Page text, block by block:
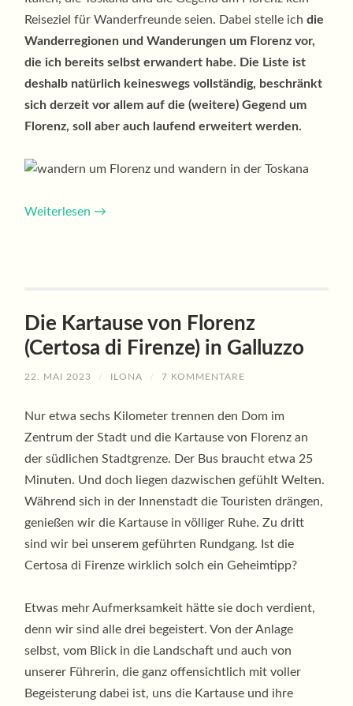
Reiseziel für Wanderfreunde seien. Dabei stelle ichdie
Wanderregionen und Wanderungen um Florenz vor,
die ich bereits selbst erwandert habe. Die Liste ist
deshalb natürlich keineswegs vollständig, beschränkt
sich derzeit vor allem auf die (weitere) Gegend um
Florenz, soll aber auch laufend erweitert werden.
Weiterlesen →
Die Kartause von Florenz
(Certosa di Firenze) in Galluzzo
22. MAI 2023 / ILONA / 7 KOMMENTARE
Nur etwa sechs Kilometer trennen den Dom im
Zentrum der Stadt und die Kartause von Florenz an
der südlichen Stadtgrenze. Der Bus braucht etwa 25
Minuten. Und doch liegen dazwischen gefühlt Welten.
Während sich in der Innenstadt die Touristen drängen,
genießen wir die Kartause in völliger Ruhe. Zu dritt
sind wir bei unserem geführten Rundgang. Ist die
Certosa di Firenze wirklich solch ein Geheimtipp?
Etwas mehr Aufmerksamkeit hätte sie doch verdient,
denn wir sind alle drei begeistert. Von der Anlage
selbst, vom Blick in die Landschaft und auch von
unserer Führerin, die ganz offensichtlich mit voller
Begeisterung dabei ist, uns die Kartause und ihre